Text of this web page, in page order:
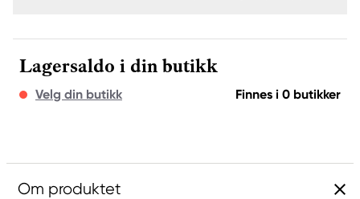
Lagersaldo i din butikk
Velg din butikk Finnes i 0 butikker
Om produktet